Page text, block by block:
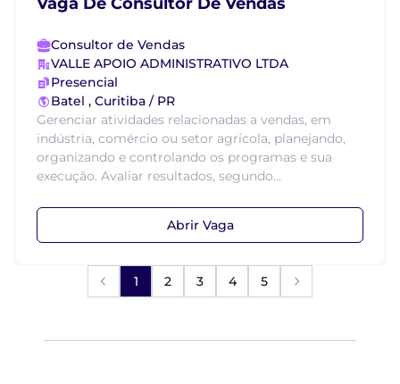
Consultor de Vendas
VALLE APOIO ADMINISTRATIVO LTDA
Presencial
Batel , Curitiba / PR
Gerenciar atividades relacionadas a vendas, em
indústria, comércio ou setor agrícola, planejando,
organizando e controlando os programas e sua
execução. Avaliar resultados, segundo...
Abrir Vaga
1 2 3 4 5